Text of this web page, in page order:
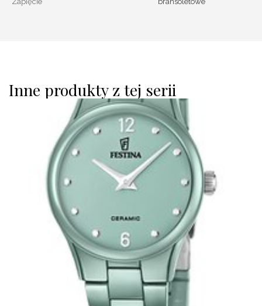
Inne produkty z tej serii
Festina 20751/3